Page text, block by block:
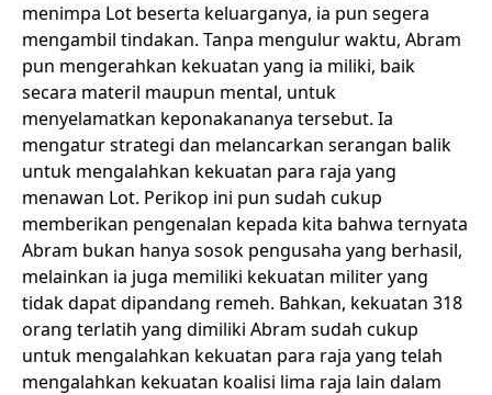
menimpa Lot beserta keluarganya, ia pun segera
mengambil tindakan. Tanpa mengulur waktu, Abram
pun mengerahkan kekuatan yang ia miliki, baik
secara materil maupun mental, untuk
menyelamatkan keponakananya tersebut. Ia
mengatur strategi dan melancarkan serangan balik
untuk mengalahkan kekuatan para raja yang
menawan Lot. Perikop ini pun sudah cukup
memberikan pengenalan kepada kita bahwa ternyata
Abram bukan hanya sosok pengusaha yang berhasil,
melainkan ia juga memiliki kekuatan militer yang
tidak dapat dipandang remeh. Bahkan, kekuatan 318
orang terlatih yang dimiliki Abram sudah cukup
untuk mengalahkan kekuatan para raja yang telah
mengalahkan kekuatan koalisi lima raja lain dalam